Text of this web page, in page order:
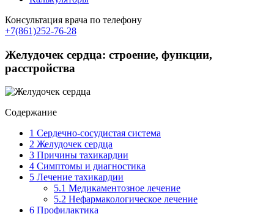
Консультация врача по телефону
+7(861)252-76-28
Желудочек сердца: строение, функции,
расстройства
Содержание
1 Сердечно-сосудистая система
2 Желудочек сердца
3 Причины тахикардии
4 Симптомы и диагностика
5 Лечение тахикардии
5.1 Медикаментозное лечение
5.2 Нефармакологическое лечение
6 Профилактика